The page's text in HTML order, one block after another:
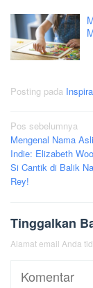
Posting pada
Navigasi
pos
Pos sebelumnya
Mengenal Nama
Indie: Elizabeth
Si Cantik di Balik
Rey!
Tinggalkan
Alamat email Anda